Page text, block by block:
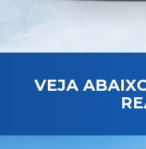
VEJA